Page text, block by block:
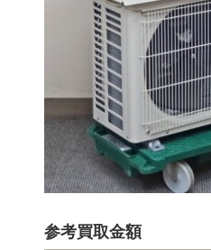
参考買取金額